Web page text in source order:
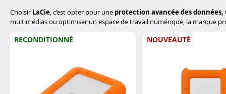
Choisir LaCie , c’est opter pour une protection avancée des
multimédias ou optimiser un espace de travail numérique, la marque
RECONDITIONNÉ NOUVEAUTÉ